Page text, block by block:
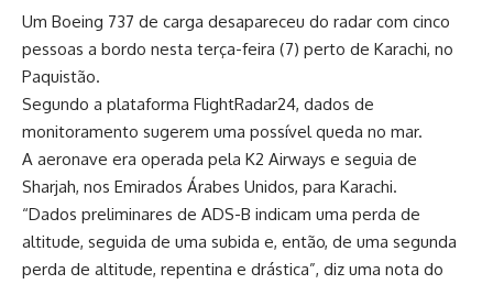
Um Boeing 737 de carga desapareceu do radar com cinco
pessoas a bordo nesta terça-feira (7) perto de Karachi, no
Paquistão.
Segundo a plataforma FlightRadar24, dados de
monitoramento sugerem uma possível queda no mar.
A aeronave era operada pela K2 Airways e seguia de
Sharjah, nos Emirados Árabes Unidos, para Karachi.
“Dados preliminares de ADS-B indicam uma perda de
altitude, seguida de uma subida e, então, de uma segunda
perda de altitude, repentina e drástica”, diz uma nota do